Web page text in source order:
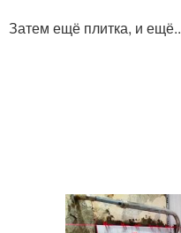
Затем ещё плитка, и ещё..